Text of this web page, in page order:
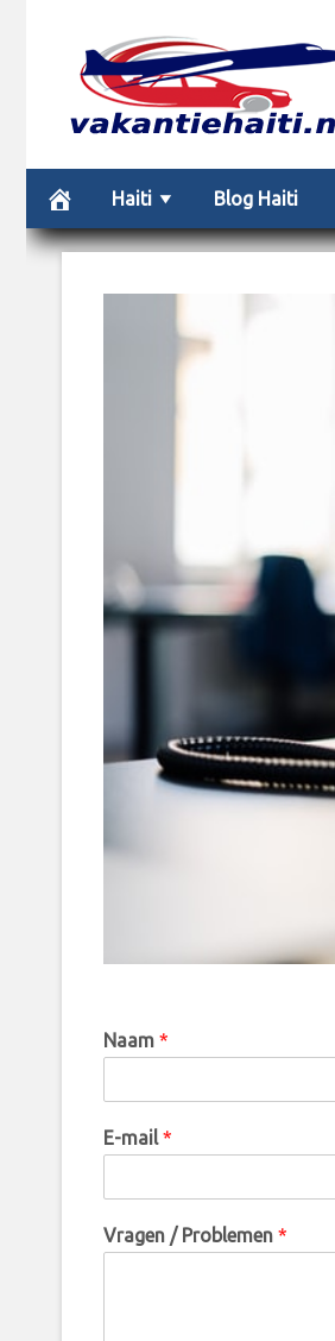
Haiti Blog Haiti
Naam *
E-mail*
Vragen / Problemen *